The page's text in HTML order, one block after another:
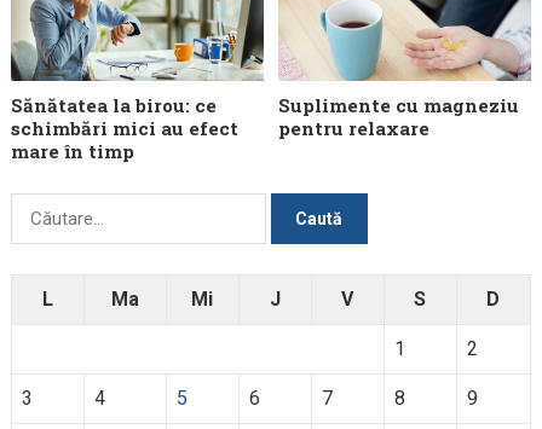
Sănătatea la birou: ce
schimbări mici au efect
mare în timp
Suplimente cu magneziu
pentru relaxare
Caută
L Ma Mi J V S D
1 2
3 4 5 6 7 8 9